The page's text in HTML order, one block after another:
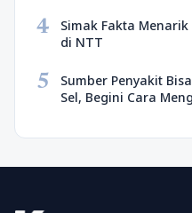
4
Simak Fakta
di NTT
5
Sumber Penyakit
Sel, Begini Cara